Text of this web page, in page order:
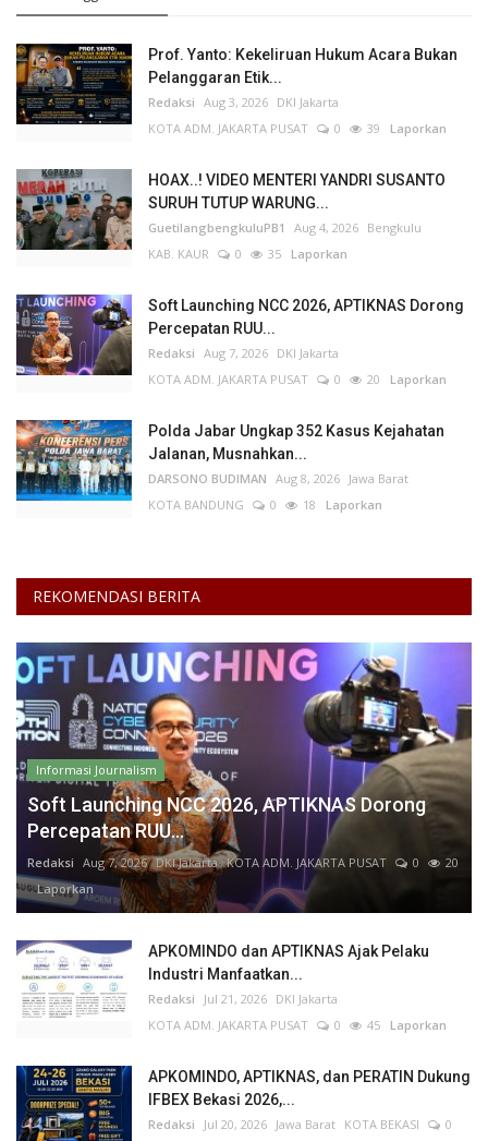
Prof. Yanto: Kekeliruan Hukum Acara Bukan
Pelanggaran Etik...
Redaksi Aug 3, 2026 DKI Jakarta
KOTA ADM. JAKARTA PUSAT
0 39 Laporkan
HOAX..! VIDEO MENTERI YANDRI SUSANTO
SURUH TUTUP WARUNG...
GuetilangbengkuluPB1 Aug 4, 2026 Bengkulu
KAB. KAUR
0 35 Laporkan
Soft Launching NCC 2026, APTIKNAS Dorong
Percepatan RUU...
Redaksi Aug 7, 2026 DKI Jakarta
KOTA ADM. JAKARTA PUSAT
0 20 Laporkan
Polda Jabar Ungkap 352 Kasus Kejahatan
Jalanan, Musnahkan...
DARSONO BUDIMAN Aug 8, 2026 Jawa Barat
KOTA BANDUNG
0 18 Laporkan
REKOMENDASI BERITA
Informasi Journalism
Soft Launching NCC 2026, APTIKNAS Dorong
Percepatan RUU...
Redaksi Aug 7, 2026 DKI Jakarta KOTA ADM. JAKARTA PUSAT 0
20
Laporkan
APKOMINDO dan APTIKNAS Ajak Pelaku
Industri Manfaatkan...
Redaksi Jul 21, 2026 DKI Jakarta
KOTA ADM. JAKARTA PUSAT
0 45 Laporkan
APKOMINDO, APTIKNAS, dan PERATIN Dukung
IFBEX Bekasi 2026,...
Redaksi Jul 20, 2026 Jawa Barat KOTA BEKASI
0